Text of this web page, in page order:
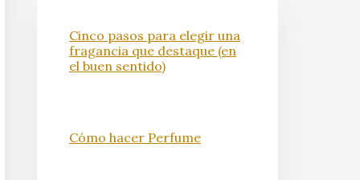
Cinco pasos para elegir una
fragancia que destaque (en
el buen sentido)
Cómo hacer Perfume